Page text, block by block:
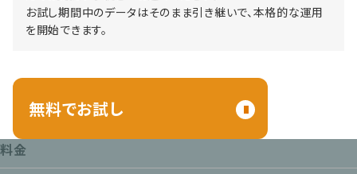
お試し期間中のデータはそのまま引き継いで、本格的な運用
を開始できます。
無料でお試し
料金